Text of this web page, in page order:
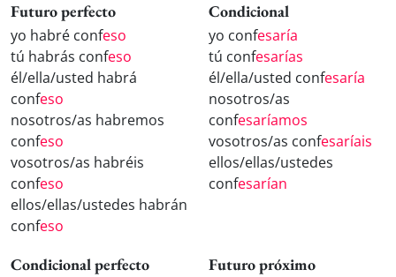
Futuro perfecto
yo habré confeso
tú habrás confeso
él/ella/usted habrá
confeso
nosotros/as habremos
confeso
vosotros/as habréis
confeso
ellos/ellas/ustedes habrán
confeso
Condicional
yo confesaría
tú confesarías
él/ella/usted confesaría
nosotros/as
confesaríamos
vosotros/as confesaríais
ellos/ellas/ustedes
confesarían
Condicional perfecto Futuro próximo